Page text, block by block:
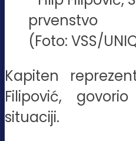
(Foto: VSS/
Kapiten
Filipović,
situaciji.